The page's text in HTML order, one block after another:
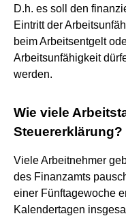
D.h. es soll den
Eintritt der
beim Arbeitsentgelt
Arbeitsunfähigkeit
werden.
Wie viele
Steuererklärung?
Viele Arbeitnehmer
des Finanzamts
einer Fünftagewoche
Kalendertagen